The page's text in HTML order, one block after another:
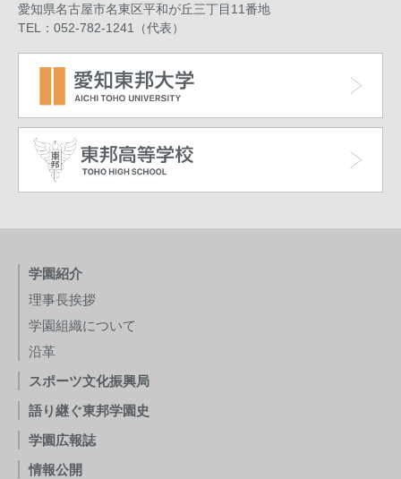
愛知県名古屋市名東区平和が丘三丁目11番地
TEL：052-782-1241（代表）
学園紹介
理事長挨拶
学園組織について
沿革
スポーツ文化振興局
語り継ぐ東邦学園史
学園広報誌
情報公開